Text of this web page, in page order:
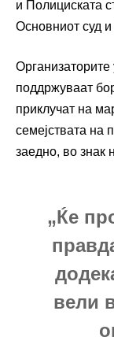
и Полициската
Основниот суд
Организаторите
поддржуваат
приклучат на
семејствата на
заедно, во знак
„Ќе
вели